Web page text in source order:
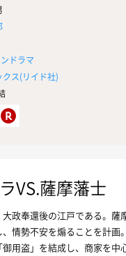
ドラマ
クス(リイド社)
VS.薩摩藩士
政奉還後の江戸である。薩
情勢不安を煽ることを計画
用盗」を結成し、商家を中